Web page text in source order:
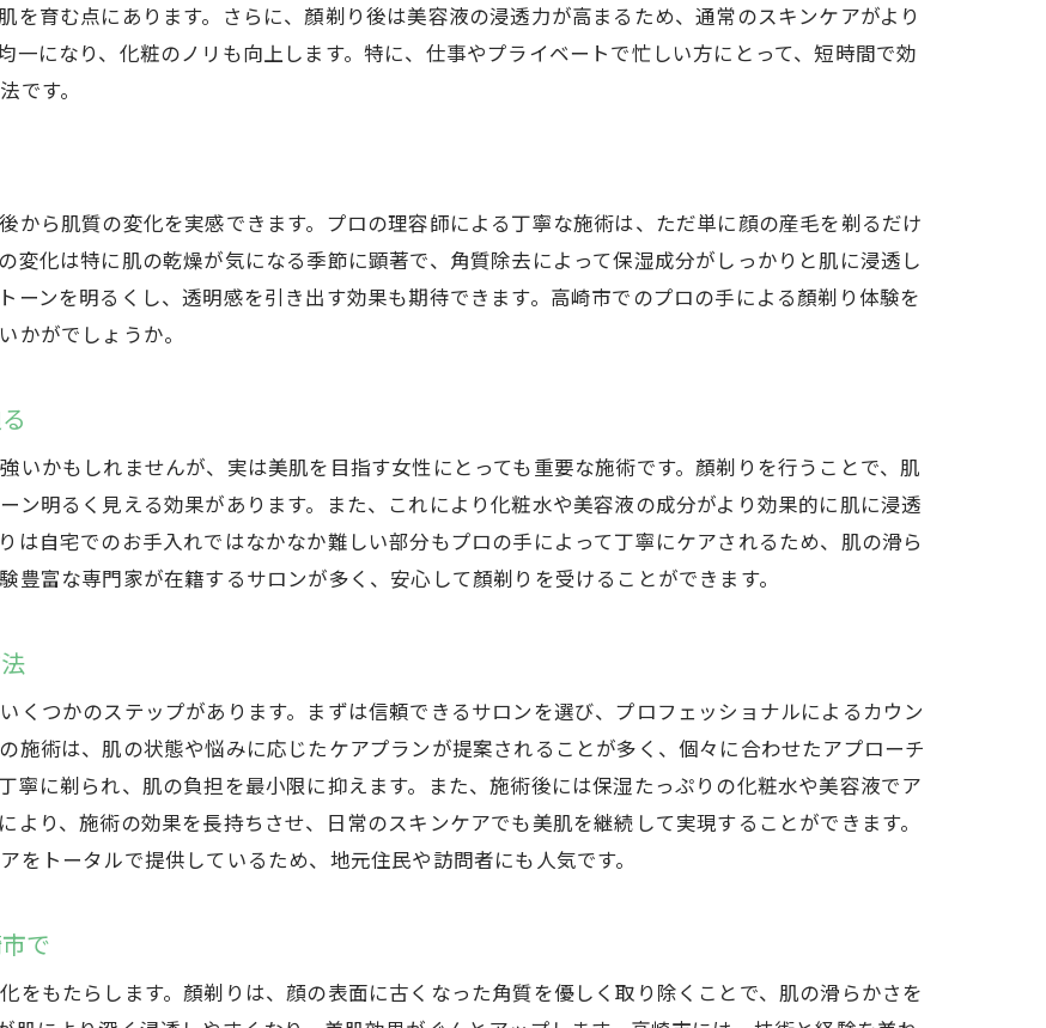
高崎市でプロが実現する顏剃りの魅力と効果
サロン体験で得る肌の滑らかさと小顔の喜びを高崎市で
を育む点にあります。さらに、顏剃り後は美容液の浸透力が高まるため、通常のスキンケアがより
一になり、化粧のノリも向上します。特に、仕事やプライベートで忙しい方にとって、短時間で効
です。
から肌質の変化を実感できます。プロの理容師による丁寧な施術は、ただ単に顔の産毛を剃るだけ
変化は特に肌の乾燥が気になる季節に顕著で、角質除去によって保湿成分がしっかりと肌に浸透し
ーンを明るくし、透明感を引き出す効果も期待できます。高崎市でのプロの手による顏剃り体験を
かがでしょうか。
いかもしれませんが、実は美肌を目指す女性にとっても重要な施術です。顏剃りを行うことで、肌
ン明るく見える効果があります。また、これにより化粧水や美容液の成分がより効果的に肌に浸透
は自宅でのお手入れではなかなか難しい部分もプロの手によって丁寧にケアされるため、肌の滑ら
富な専門家が在籍するサロンが多く、安心して顏剃りを受けることができます。
くつかのステップがあります。まずは信頼できるサロンを選び、プロフェッショナルによるカウン
施術は、肌の状態や悩みに応じたケアプランが提案されることが多く、個々に合わせたアプローチ
寧に剃られ、肌の負担を最小限に抑えます。また、施術後には保湿たっぷりの化粧水や美容液でア
り、施術の効果を長持ちさせ、日常のスキンケアでも美肌を継続して実現することができます。
トータルで提供しているため、地元住民や訪問者にも人気です。
で
をもたらします。顏剃りは、顔の表面に古くなった角質を優しく取り除くことで、肌の滑らかさを